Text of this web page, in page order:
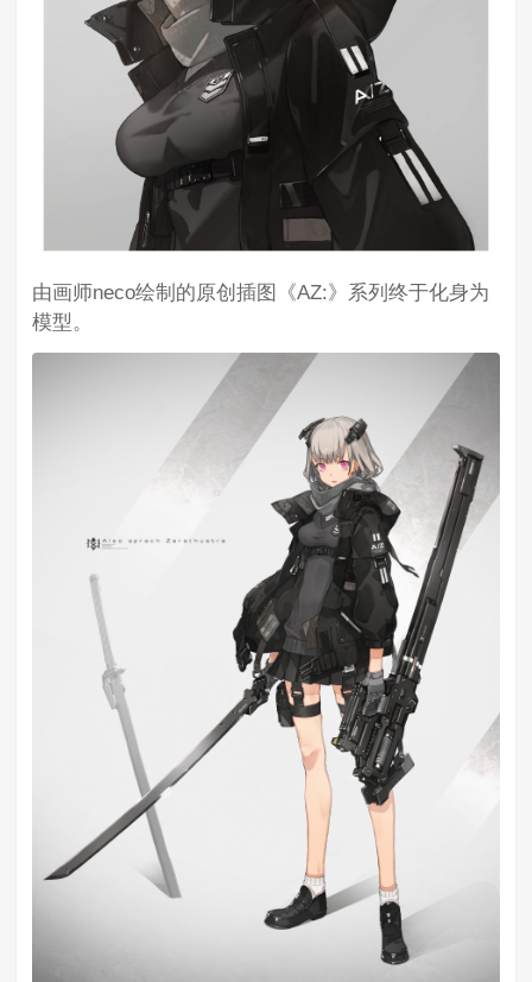
由画师neco绘制的原创插图《AZ:》系列终于化身为
模型。